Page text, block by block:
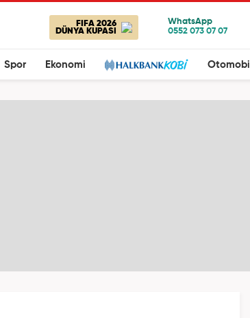
FIFA 2026
DÜNYA KUPASI
Spor Ekonomi Otomobil